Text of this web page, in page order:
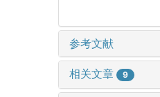
参考文献
相关文章 9